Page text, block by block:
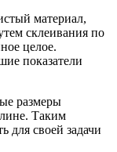
материал,
склеивания по
целое.
показатели
размеры
Таким
для своей задачи